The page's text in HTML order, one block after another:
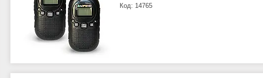
14765